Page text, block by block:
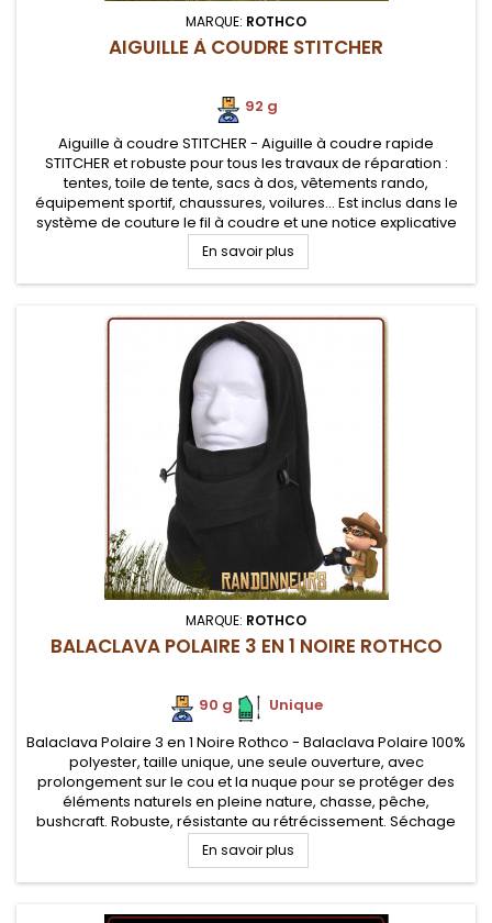
MARQUE: ROTHCO
AIGUILLE À COUDRE STITCHER
92 g
Aiguille à coudre STITCHER - Aiguille à coudre rapide
STITCHER et robuste pour tous les travaux de réparation :
tentes, toile de tente, sacs à dos, vêtements rando,
équipement sportif, chaussures, voilures... Est inclus dans le
système de couture le fil à coudre et une notice explicative
En savoir plus
MARQUE: ROTHCO
BALACLAVA POLAIRE 3 EN 1 NOIRE ROTHCO
90 g
Unique
Balaclava Polaire 3 en 1 Noire Rothco - Balaclava Polaire 100%
polyester, taille unique, une seule ouverture, avec
prolongement sur le cou et la nuque pour se protéger des
éléments naturels en pleine nature, chasse, pêche,
bushcraft. Robuste, résistante au rétrécissement. Séchage
rapide. Sangle de serrage
En savoir plus